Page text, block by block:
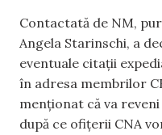
Contactată de NM,
Angela Starinschi, a
eventuale citații
în adresa membrilor
menționat că va
după ce ofițerii CNA